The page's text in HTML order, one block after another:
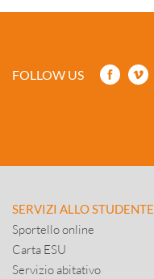
FOLLOW US
SERVIZI ALLO STUDENTE
Sportello online
Carta ESU
Servizio abitativo